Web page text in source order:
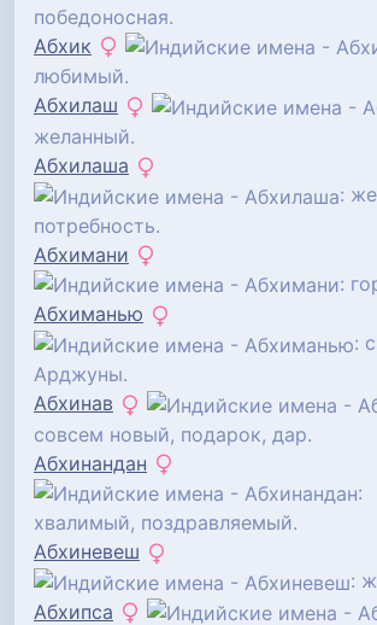
победоносная.
Абхик
любимый.
Абхилаш
желанный.
Абхилаша
:
потребность.
Абхимани
:
Абхиманью
:
Арджуны.
Абхинав
совсем новый, подарок, дар.
Абхинандан
:
хвалимый, поздравляемый.
Абхиневеш
:
Абхипса